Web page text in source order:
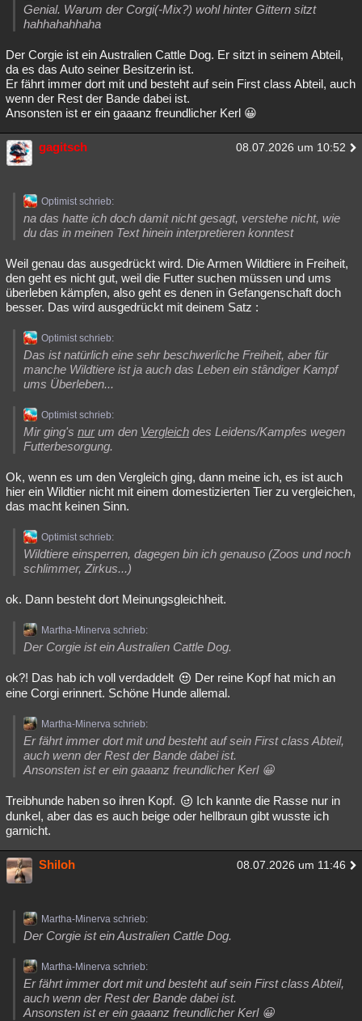
Genial. Warum der Corgi(-Mix?) wohl hinter Gittern sitzt
hahhahahhaha
Der Corgie ist ein Australien Cattle Dog. Er sitzt in seinem Abteil,
da es das Auto seiner Besitzerin ist.
Er fährt immer dort mit und besteht auf sein First class Abteil, auch
wenn der Rest der Bande dabei ist.
Ansonsten ist er ein gaaanz freundlicher Kerl 😀
gagitsch 08.07.2026 um 10:52
Optimist schrieb:
na das hatte ich doch damit nicht gesagt, verstehe nicht, wie
du das in meinen Text hinein interpretieren konntest
Weil genau das ausgedrückt wird. Die Armen Wildtiere in Freiheit,
den geht es nicht gut, weil die Futter suchen müssen und ums
überleben kämpfen, also geht es denen in Gefangenschaft doch
besser. Das wird ausgedrückt mit deinem Satz :
Optimist schrieb:
Das ist natürlich eine sehr beschwerliche Freiheit, aber für
manche Wildtiere ist ja auch das Leben ein stândiger Kampf
ums Überleben...
Optimist schrieb:
Mir ging's nurum den Vergleich des Leidens/Kampfes wegen
Futterbesorgung.
Ok, wenn es um den Vergleich ging, dann meine ich, es ist auch
hier ein Wildtier nicht mit einem domestizierten Tier zu vergleichen,
das macht keinen Sinn.
Optimist schrieb:
Wildtiere einsperren, dagegen bin ich genauso (Zoos und noch
schlimmer, Zirkus...)
ok. Dann besteht dort Meinungsgleichheit.
Martha-Minerva schrieb:
Der Corgie ist ein Australien Cattle Dog.
ok?! Das hab ich voll verdaddelt
Der reine Kopf hat mich an
eine Corgi erinnert. Schöne Hunde allemal.
Martha-Minerva schrieb:
Er fährt immer dort mit und besteht auf sein First class Abteil,
auch wenn der Rest der Bande dabei ist.
Ansonsten ist er ein gaaanz freundlicher Kerl 😀
Treibhunde haben so ihren Kopf.
Ich kannte die Rasse nur in
dunkel, aber das es auch beige oder hellbraun gibt wusste ich
garnicht.
Shiloh 08.07.2026 um 11:46
Martha-Minerva schrieb:
Der Corgie ist ein Australien Cattle Dog.
Martha-Minerva schrieb:
Er fährt immer dort mit und besteht auf sein First class Abteil,
auch wenn der Rest der Bande dabei ist.
Ansonsten ist er ein gaaanz freundlicher Kerl 😀